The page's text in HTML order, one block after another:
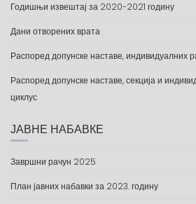
Годишњи извештај за 2020-2021 годину
Дани отворених врата
Распоред допунске наставе, индивидуалних
Распоред допунске наставе, секција и
циклус
ЈАВНЕ НАБАВКЕ
Завршни рачун 2025
План јавних набавки за 2023. годину